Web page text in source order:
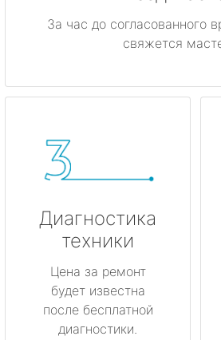
За час до согласованного
свяжется
Диагностика
техники
Цена за ремонт
будет известна
после бесплатной
диагностики.